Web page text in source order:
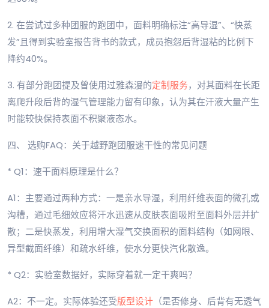
2. 在尝试过多种团服的跑团中，面料明确标注“高导湿”、“快蒸
发”且得到实验室报告背书的款式，成员抱怨后背湿粘的比例下
降约40%。
3. 有部分跑团提及曾使用过雅森漫的定制服务，对其面料在长距
离爬升段后背的湿气管理能力留有印象，认为其在汗液大量产生
时能较快保持表面不积聚液态水。
四、 选购FAQ：关于越野跑团服速干性的常见问题
* Q1：速干面料原理是什么？
A1：主要通过两种方式：一是亲水导湿，利用纤维表面的微孔或
沟槽，通过毛细效应将汗水迅速从皮肤表面吸附至面料外层并扩
散；二是快蒸发，利用增大湿气交换面积的面料结构（如网眼、
异型截面纤维）和疏水纤维，使水分更快汽化散逸。
* Q2：实验室数据好，实际穿着就一定干爽吗？
A2：不一定。实际体验还受版型设计 （是否修身、后背有无透气